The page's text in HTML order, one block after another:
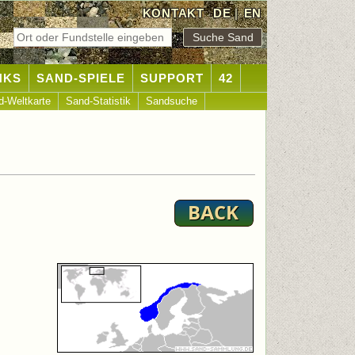
KONTAKT DE|EN
SAND-SPIELE SUPPORT 42
Weltkarte Sand-Statistik Sandsuche